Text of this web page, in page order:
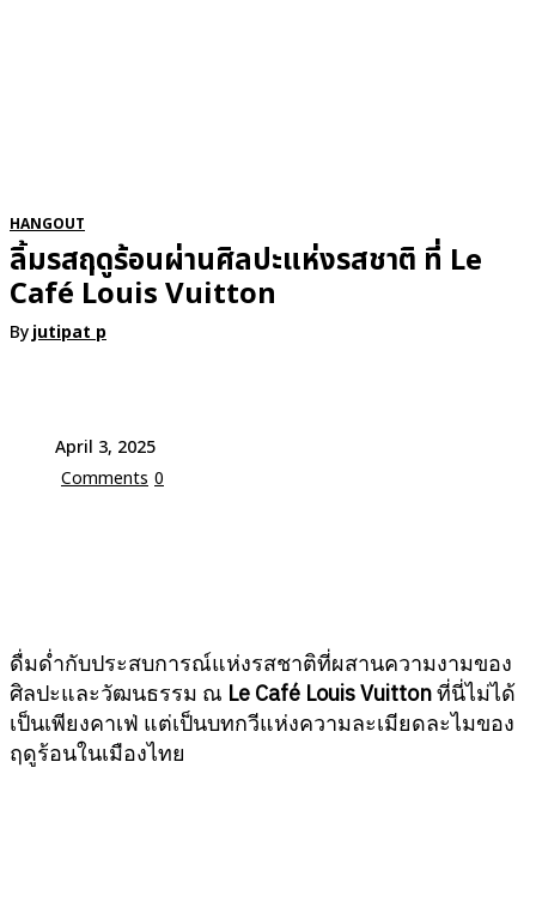
April 3, 2025
Comments 0
HANGOUT
ลิ้มรสฤดูร้อนผ่านศิลปะแห่งรสชาติ ที่ Le
Café Louis Vuitton
Byjutipat p
ดื่มด่ำกับประสบการณ์แห่งรสชาติที่ผสานความงามของ
ศิลปะและวัฒนธรรม ณ Le Café Louis Vuittonที่นี่ไม่ได้
เป็นเพียงคาเฟ่ แต่เป็นบทกวีแห่งความละเมียดละไมของ
ฤดูร้อนในเมืองไทย